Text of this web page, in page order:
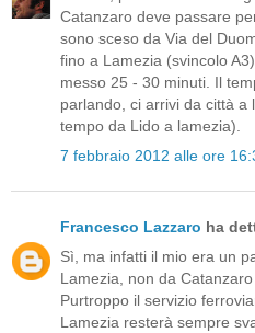
Catanzaro deve passare
sono sceso da Via del
fino a Lamezia (svincolo
messo 25 - 30 minuti. Il
parlando, ci arrivi da città a
tempo da Lido a lamezia).
7 febbraio 2012 alle ore
Francesco Lazzaro ha
Sì, ma infatti il mio era un
Lamezia, non da
Purtroppo il servizio
Lamezia resterà sempre